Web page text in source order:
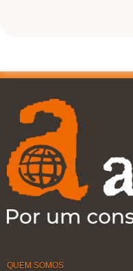
QUEM SOMOS